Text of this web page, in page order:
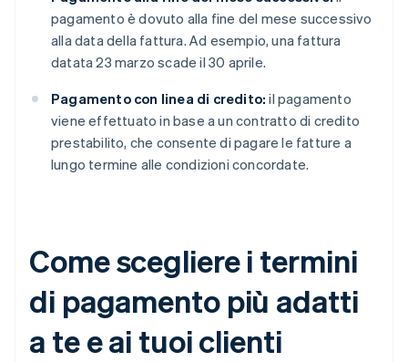
pagamento è dovuto alla fine del mese successivo
alla data della fattura. Ad esempio, una fattura
datata 23 marzo scade il 30 aprile.
Pagamento con linea di credito: il pagamento
viene effettuato in base a un contratto di credito
prestabilito, che consente di pagare le fatture a
lungo termine alle condizioni concordate.
Come scegliere i termini
di pagamento più adatti
a te e ai tuoi clienti